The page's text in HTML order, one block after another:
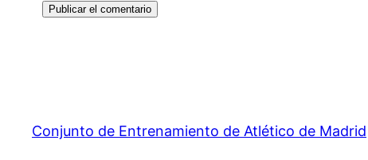
Conjunto de Entrenamiento de Atlético de Madrid